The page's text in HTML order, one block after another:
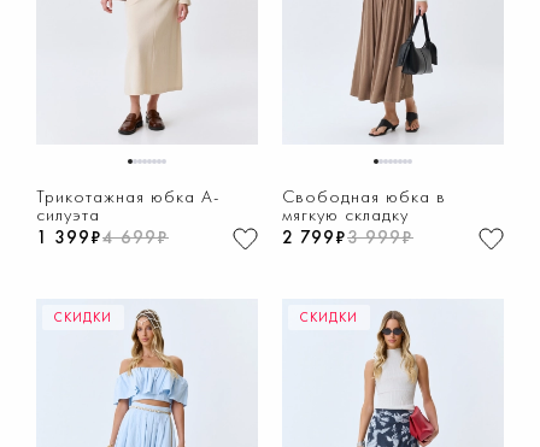
12345678
Трикотажная юбка А-
силуэта
1 399₽4 699₽
12345678
Свободная юбка в
мягкую складку
2 799₽3 999₽
СКИДКИ СКИДКИ